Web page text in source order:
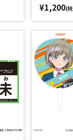
¥1,200(